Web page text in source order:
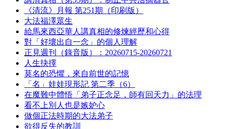
《清流》月報 第251期（印刷版）
大法福澤眾生
給馬來西亞華人講真相的修煉經歷和心得
對「好壞出自一念」的個人理解
正見週刊（錄音版）：20260715-20260721
人生抉擇
莫名的恐懼，來自前世的記憶
「名」娃娃現形記 第二季（6）
在魔難中體悟「弟子正念足，師有回天力」的法理
看不上別人也是嫉妒心
做個正法時期的大法弟子
欲得反失的教訓